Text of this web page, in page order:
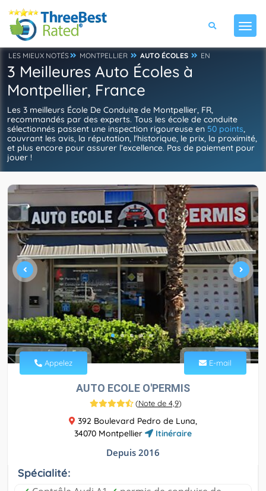
LES MIEUX NOTÉS MONTPELLIER AUTO ÉCOLES EN
3 Meilleures Auto Écoles à
Montpellier, France
Les 3 meilleurs École De Conduite de Montpellier, FR,
recommandés par des experts. Tous les école de conduite
sélectionnés passent une inspection rigoureuse en 50 points,
couvrant les avis, la réputation, l'historique, le prix, la proximité,
et plus encore pour assurer l’excellence. Pas de paiement pour
jouer !
Appelez E-mail
AUTO ECOLE O'PERMIS
(Note de 4,9)
392 Boulevard Pedro de Luna,
34070 Montpellier
Itinéraire
Depuis 2016
Spécialité: